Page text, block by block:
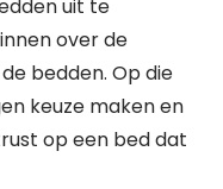
uit te
over de
bedden. Op die
keuze maken en
op een bed dat